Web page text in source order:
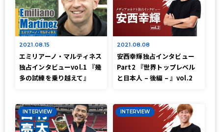
2021.08.15
エミリアーノ・マルティネス
独占インタビューvol.1 『幾
多の試練を乗り越えて』
2021.08.08
安西幸輝独占インタビュー
Part2 『世界トップレベル
と日本人 – 後編 – 』vol.2
INTERVIEW INTERVIEW